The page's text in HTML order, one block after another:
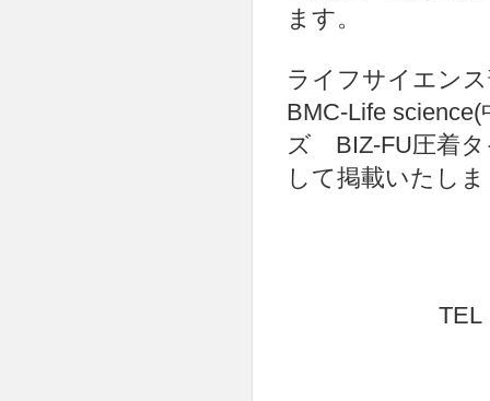
ます。
ライフサイエン
BMC-Life
ズ BIZ-FU圧着
して掲載いたし
TEL